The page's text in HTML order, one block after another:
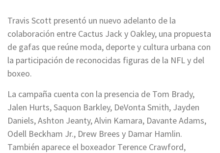
Travis Scott presentó un nuevo adelanto de la
colaboración entre Cactus Jack y Oakley, una propuesta
de gafas que reúne moda, deporte y cultura urbana con
la participación de reconocidas figuras de la NFL y del
boxeo.
La campaña cuenta con la presencia de Tom Brady,
Jalen Hurts, Saquon Barkley, DeVonta Smith, Jayden
Daniels, Ashton Jeanty, Alvin Kamara, Davante Adams,
Odell Beckham Jr., Drew Brees y Damar Hamlin.
También aparece el boxeador Terence Crawford,